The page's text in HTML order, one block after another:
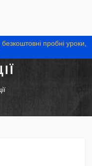
пробні уроки,